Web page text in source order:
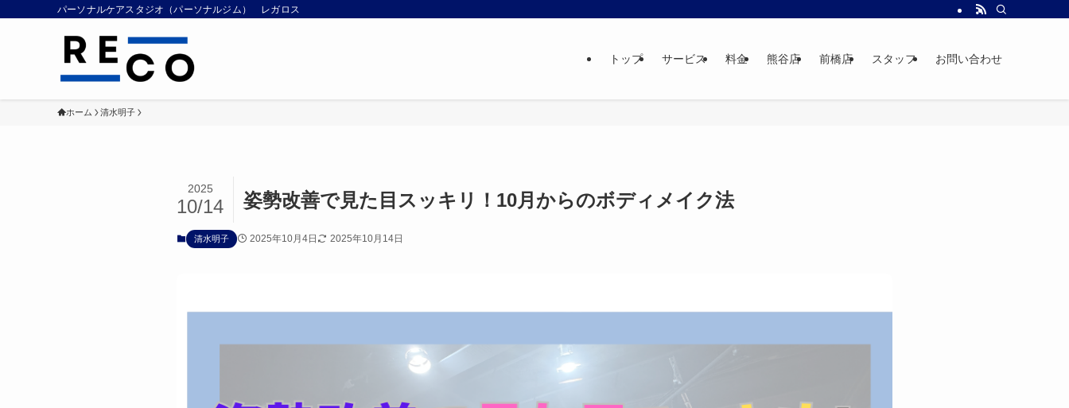
パーソナルケアスタジオ（パーソナルジム） レガロス
トップ サービス 料金 熊谷店 前橋店 スタッフ お問い合わせ
ホーム 清水明子
姿勢改善で見た目スッキリ！10月からのボディメイク法
2025
10/14
清水明子 2025年10月4日 2025年10月14日